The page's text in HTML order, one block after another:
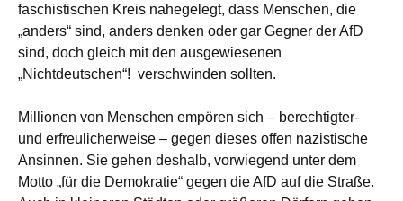
faschistischen Kreis nahegelegt, dass Menschen, die
„anders“ sind, anders denken oder gar Gegner der AfD
sind, doch gleich mit den ausgewiesenen
„Nichtdeutschen“! verschwinden sollten.
Millionen von Menschen empören sich – berechtigter-
und erfreulicherweise – gegen dieses offen nazistische
Ansinnen. Sie gehen deshalb, vorwiegend unter dem
Motto „für die Demokratie“ gegen die AfD auf die Straße.